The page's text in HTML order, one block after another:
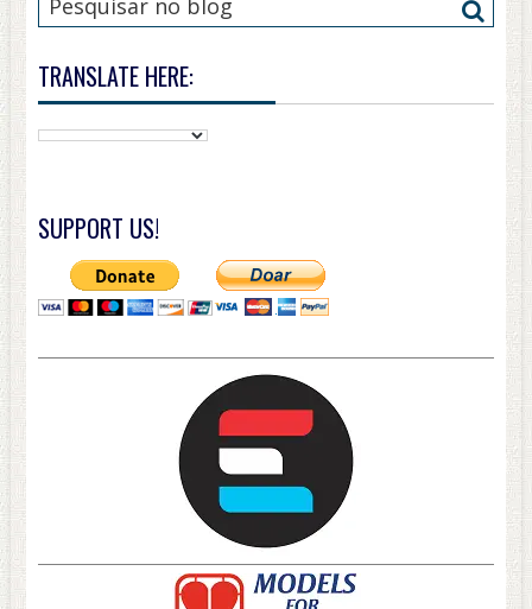
TRANSLATE HERE:
SUPPORT US!